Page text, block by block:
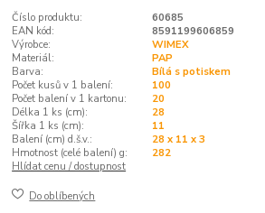
Číslo produktu:
60685
EAN kód:
8591199606859
Výrobce:
WIMEX
Materiál:
PAP
Barva:
Bílá s potiskem
Počet kusů v 1 balení:
100
Počet balení v 1 kartonu:
20
Délka 1 ks (cm):
28
Šířka 1 ks (cm):
11
Balení (cm) d.š.v.:
28 x 11 x 3
Hmotnost (celé balení) g:
282
Hlídat cenu / dostupnost
Do oblíbených